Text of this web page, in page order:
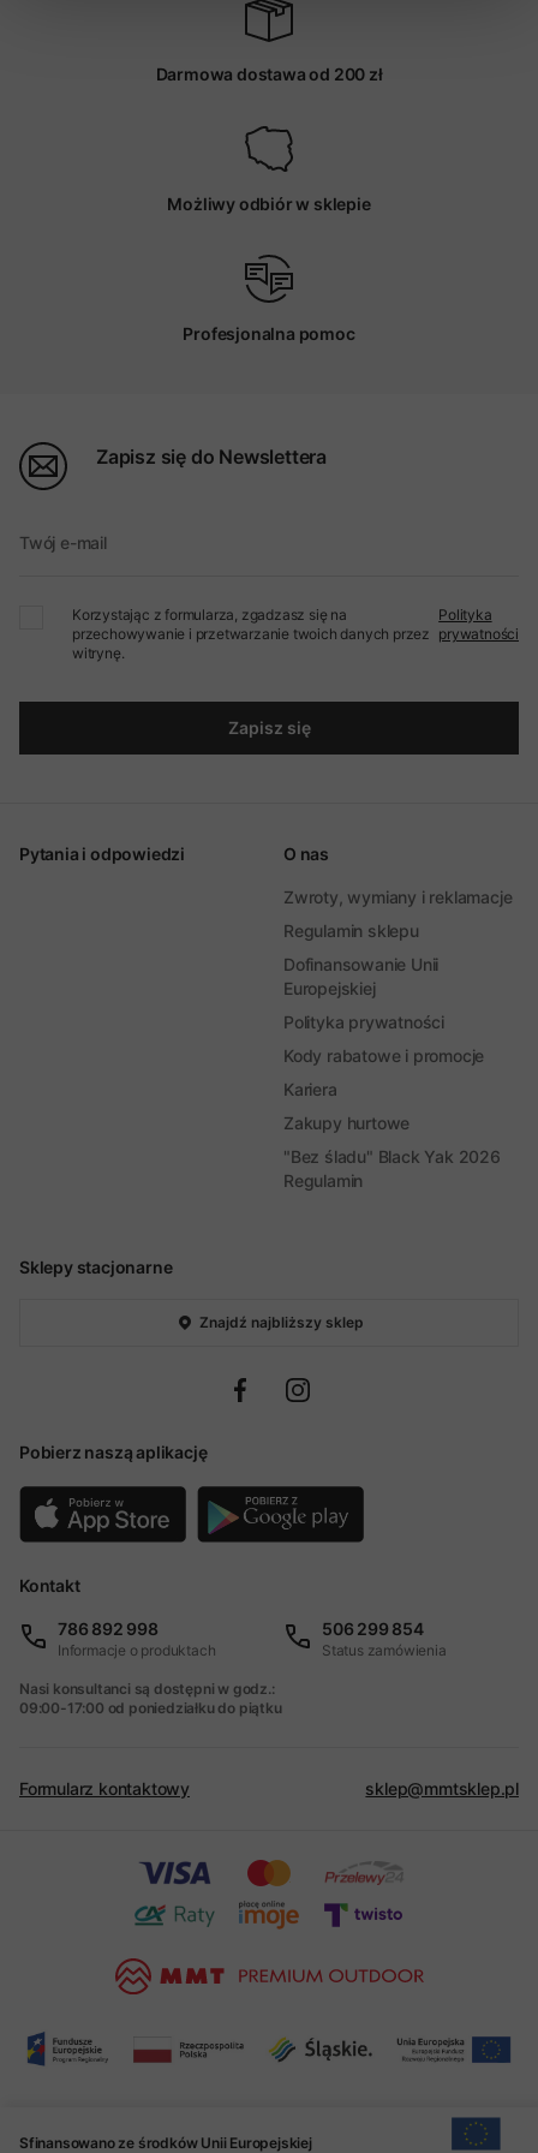
Darmowa dostawa od 200 zł
Możliwy odbiór w sklepie
Profesjonalna pomoc
Zapisz się do Newslettera
Twój e-mail
Korzystając z formularza, zgadzasz się na
przechowywanie i przetwarzanie twoich danych przez
witrynę.
Polityka
prywatności
Zapisz się
Sklepy stacjonarne
Znajdź najbliższy sklep
Pobierz naszą aplikację
Pytania i odpowiedzi O nas
Zwroty, wymiany i reklamacje
Regulamin sklepu
Dofinansowanie Unii
Europejskiej
Polityka prywatności
Kody rabatowe i promocje
Kariera
Zakupy hurtowe
"Bez śladu" Black Yak 2026
Regulamin
Kontakt
786 892 998
Informacje o produktach
506 299 854
Status zamówienia
Nasi konsultanci są dostępni w godz.:
09:00-17:00 od poniedziałku do piątku
Formularz kontaktowy sklep@mmtsklep.pl
Sfinansowano ze środków Unii Europejskiej